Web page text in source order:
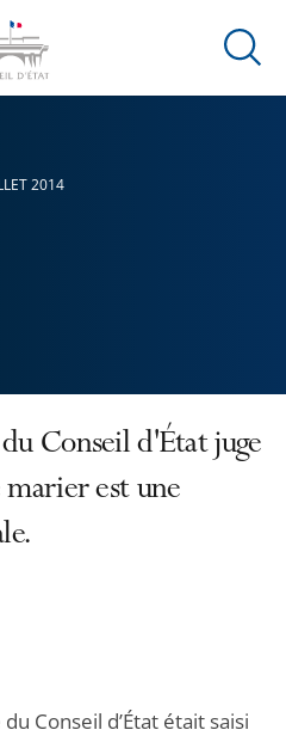
Ouvrir
2014
Conseil d'État juge
est une
Conseil d’État était saisi